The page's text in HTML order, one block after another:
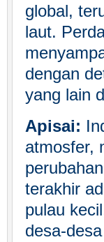
global,
laut.
dengan
yang lain
Apisai:
atmosfer,
terakhir
pulau
desa-